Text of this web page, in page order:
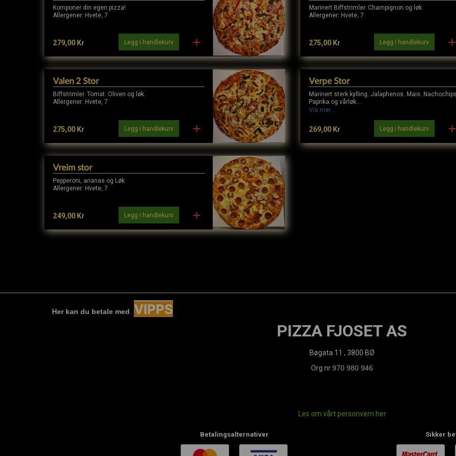
279,00 Kr Legg i handlekurv
Komponer din egen pizza!
Allergener: Hvete, 7
275,00 Kr Legg i handlekurv
Marinert Biffstrimler. Champignon og løk.
Allergener: Hvete, 7
Valen 2 Stor
275,00 Kr Legg i handlekurv
Biffstrimler. Tomat. Oliven og løk.
Allergener: Hvete, 7
Verpe Stor
269,00 Kr Legg i handlekurv
Marinert sterk kylling. Jalaphenos. Mais.
Paprika og vårløk.
Allergener: Hvete, 7
Vis mer...
Vreim stor
249,00 Kr Legg i handlekurv
Pepperoni, ananas og Løk
Allergener: Hvete, 7
Her kan du betale med VIPPS
PIZZA FJOSET AS
Bøgata 11 , 3800 BØ
Org nr970 980 946
Les om vårt personvern her
Betalingsalternativer Sikker